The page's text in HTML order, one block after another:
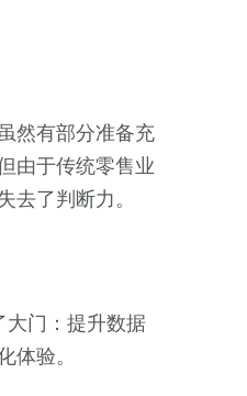
然有部分准备充
由于传统零售业
去了判断力。
大门：提升数据
体验。